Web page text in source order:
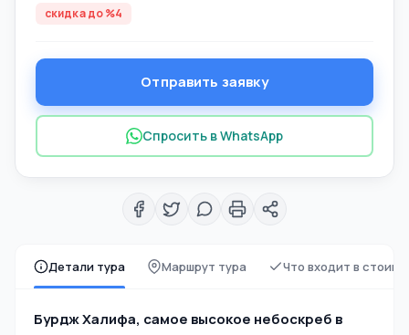
Детали тура Маршрут тура Что входит в
Бурдж Халифа, самое высокое небоскреб в
скидка до %4
Отправить заявку
Спросить в WhatsApp